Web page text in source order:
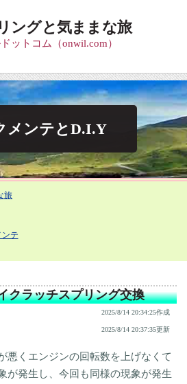
ングと気ままな旅
ットコム（onwil.com）
メンテとD.I.Y
旅
テ
クラッチスプリング交換
2025/8/14 20:34:25作成
2025/8/14 20:37:35更新
悪くエンジンの回転数を上げなくて
が発生し、今回も同様の現象が発生